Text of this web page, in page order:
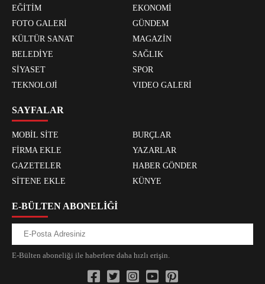
EĞİTİM
EKONOMİ
FOTO GALERİ
GÜNDEM
KÜLTÜR SANAT
MAGAZİN
BELEDİYE
SAĞLIK
SİYASET
SPOR
TEKNOLOJİ
VIDEO GALERİ
SAYFALAR
MOBİL SİTE
BURÇLAR
FİRMA EKLE
YAZARLAR
GAZETELER
HABER GÖNDER
SİTENE EKLE
KÜNYE
E-BÜLTEN ABONELİĞİ
E-Bülten aboneliği ile haberlere daha hızlı erişin.